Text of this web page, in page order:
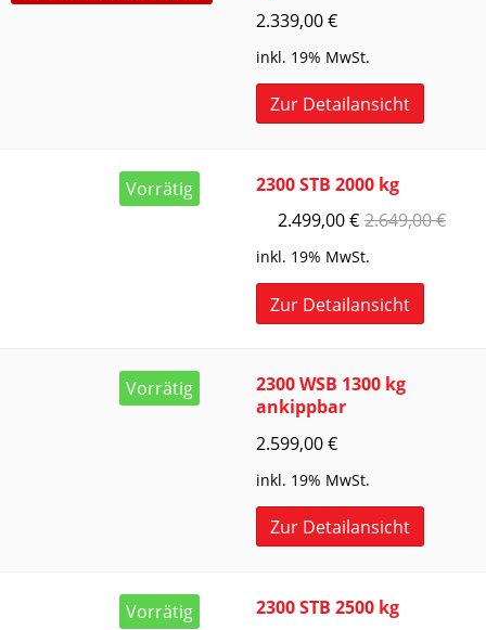
2.339,00€
inkl. 19% MwSt.
Zur Detailansicht
Vorrätig
2300 STB 2000 kg
2.499,00€ 2.649,00€
inkl. 19% MwSt.
Zur Detailansicht
Vorrätig
2300 WSB 1300 kg
ankippbar
2.599,00€
inkl. 19% MwSt.
Zur Detailansicht
Vorrätig
2300 STB 2500 kg